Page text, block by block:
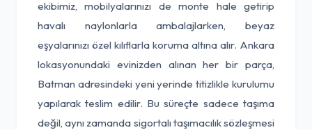
ekibimiz, mobilyalarınızı de monte hale getirip
havalı naylonlarla ambalajlarken, beyaz
eşyalarınızı özel kılıflarla koruma altına alır. Ankara
lokasyonundaki evinizden alınan her bir parça,
Batman adresindeki yeni yerinde titizlikle kurulumu
yapılarak teslim edilir. Bu süreçte sadece taşıma
değil, aynı zamanda sigortalı taşımacılık sözleşmesi